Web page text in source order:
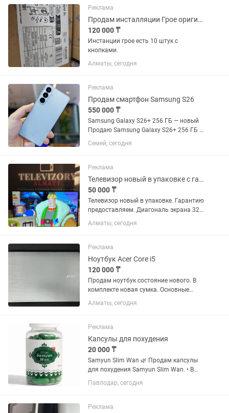
работы с 10:00 до 00;00...
Реклама
Продам инсталляции Грое оригинал с гарантией.
120 000 ₸
Инстанции грое есть 10 штук с
кнопками.
Алматы, сегодня
Реклама
Продам смартфон Samsung S26
550 000 ₸
Samsung Galaxy S26+ 256 ГБ — новый
Продаю Samsung Galaxy S26+ 256 ГБ в
новом состоянии. Телефон полностью
исправен, без царапин, сколов и других
256 ГБ Цвет:...
Семей, сегодня
Реклама
Телевизор новый в упаковке с гарантией 81см
50 000 ₸
Телевизор новый в упаковке. Гарантию
предоставляем. Диагональ экрана 32
дюйма/81см. Без интернета. Подходит
для просмотра
телевидения. Есть usb/hdmi/av.
Можно...
Алматы, сегодня
Реклама
Ноутбук Acer Core i5
120 000 ₸
Продам ноутбук состояние нового. В
комплекте новая сумка. Основные
характеристики: Производитель: Acer
Модель: Aspire F5-573-55LV Процессор:
потоков: 2/4 Частота...
Алматы, сегодня
Реклама
Капсулы для похудения
20 000 ₸
Samyun Slim Wan 🌿 Продам капсулы
для похудения Samyun Slim Wan. • В
упаковке 30 капсул • гарантия -15кг в
месяц (на своем опыте сбросила 25кг
• Новые,...
Павлодар, сегодня
Реклама